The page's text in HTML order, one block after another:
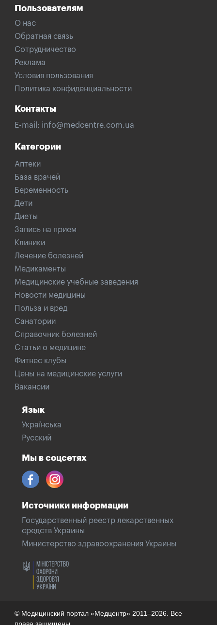
Пользователям
О нас
Обратная связь
Сотрудничество
Реклама
Условия пользования
Политика конфиденциальности
Контакты
E-mail: info@medcentre.com.ua
Категории
Аптеки
База врачей
Беременность
Дети
Диеты
Запись на прием
Клиники
Лечение болезней
Медикаменты
Медицинские учебные заведения
Новости медицины
Польза и вред
Санатории
Справочник болезней
Статьи о медицине
Фитнес клубы
Цены на медицинские услуги
Вакансии
Язык
Українська
Русский
Мы в соцсетях
Источники информации
Государственный реестр лекарственных
средств Украины
Министерство здравоохранения Украины
© Медицинский портал «Медцентр» 2011–2026. Все